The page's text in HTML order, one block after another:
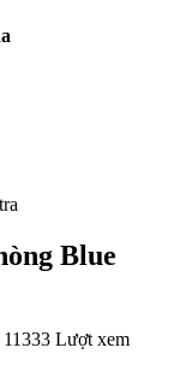
Blue
Lượt xem